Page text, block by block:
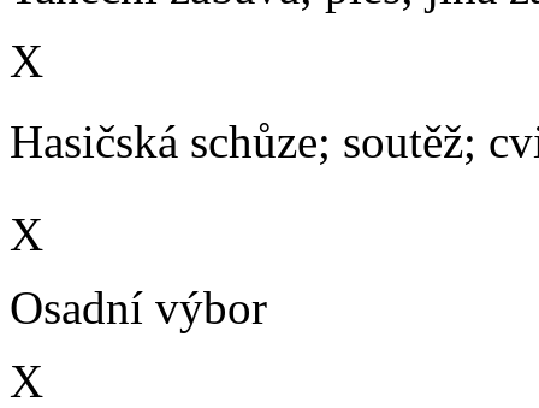
X
Hasičská schůze; soutěž;
X
Osadní výbor
X